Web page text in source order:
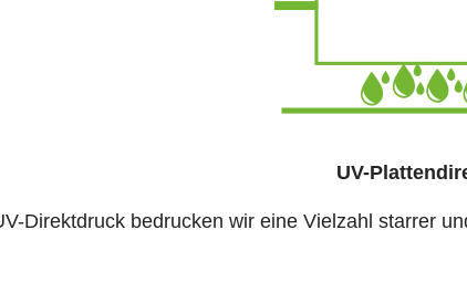
UV-
Direktdruck bedrucken wir eine Vielzahl starrer